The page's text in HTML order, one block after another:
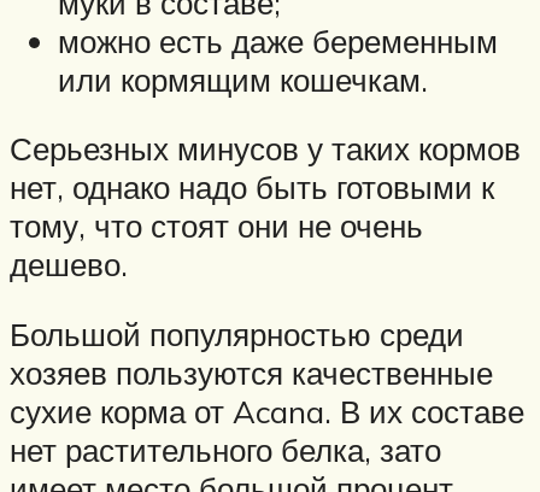
можно есть даже беременным
или кормящим кошечкам.
Серьезных минусов у таких кормов
нет, однако надо быть готовыми к
тому, что стоят они не очень
дешево.
Большой популярностью среди
хозяев пользуются качественные
сухие корма от Acana. В их составе
нет растительного белка, зато